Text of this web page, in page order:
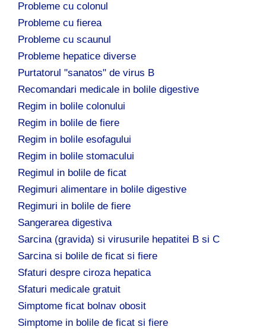
Probleme cu colonul
Probleme cu fierea
Probleme cu scaunul
Probleme hepatice diverse
Purtatorul "sanatos" de virus B
Recomandari medicale in bolile digestive
Regim in bolile colonului
Regim in bolile de fiere
Regim in bolile esofagului
Regim in bolile stomacului
Regimul in bolile de ficat
Regimuri alimentare in bolile digestive
Regimuri in bolile de fiere
Sangerarea digestiva
Sarcina (gravida) si virusurile hepatitei B si C
Sarcina si bolile de ficat si fiere
Sfaturi despre ciroza hepatica
Sfaturi medicale gratuit
Simptome ficat bolnav obosit
Simptome in bolile de ficat si fiere